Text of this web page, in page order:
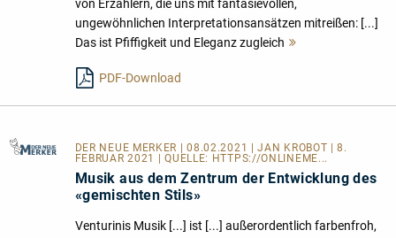
von Erzählern, die uns mit fantasievollen,
ungewöhnlichen Interpretationsansätzen mitreißen: [...]
Das ist Pfiffigkeit und Eleganz zugleich
PDF-Download
DER NEUE MERKER
| 08.02.2021 | JAN KROBOT | 8.
FEBRUAR 2021 | QUELLE: HTTPS://ONLINEME...
Musik aus dem Zentrum der Entwicklung des
«gemischten Stils»
Venturinis Musik [...] ist [...] außerordentlich farbenfroh,